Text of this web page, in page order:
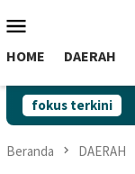
to
contentMobile
HOME DAERAH
fokus terkini
Beranda DAERAH